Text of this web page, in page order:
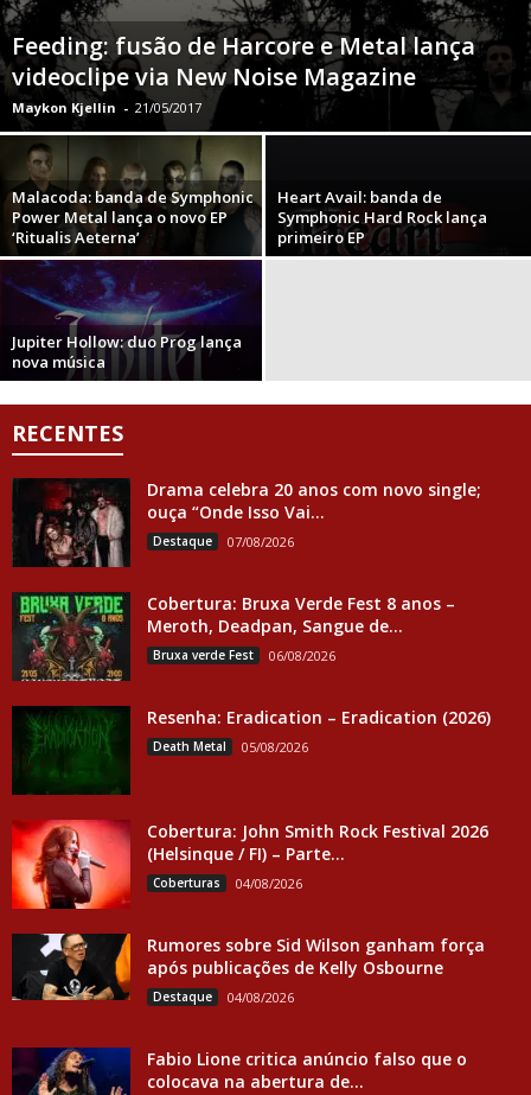
Feeding: fusão de Harcore e Metal lança
videoclipe via New Noise Magazine
Maykon Kjellin - 21/05/2017
Malacoda: banda de Symphonic
Power Metal lança o novo EP
‘Ritualis Aeterna’
Heart Avail: banda de
Symphonic Hard Rock lança
primeiro EP
Jupiter Hollow: duo Prog lança
nova música
RECENTES
Drama celebra 20 anos com novo single;
ouça “Onde Isso Vai...
Destaque 07/08/2026
Cobertura: Bruxa Verde Fest 8 anos –
Meroth, Deadpan, Sangue de...
Bruxa verde Fest 06/08/2026
Resenha: Eradication – Eradication (2026)
Death Metal 05/08/2026
Cobertura: John Smith Rock Festival 2026
(Helsinque / FI) – Parte...
Coberturas 04/08/2026
Rumores sobre Sid Wilson ganham força
após publicações de Kelly Osbourne
Destaque 04/08/2026
Fabio Lione critica anúncio falso que o
colocava na abertura de...